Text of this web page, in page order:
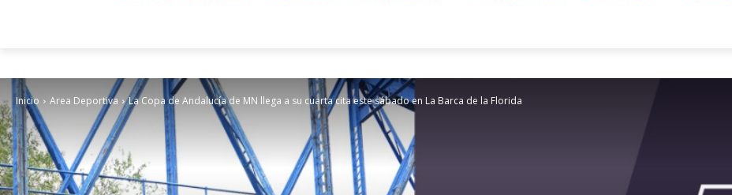
Inicio Area Deportiva La Copa de Andalucía de MN llega a su cuarta cita este sábado en La Barca de la Florida